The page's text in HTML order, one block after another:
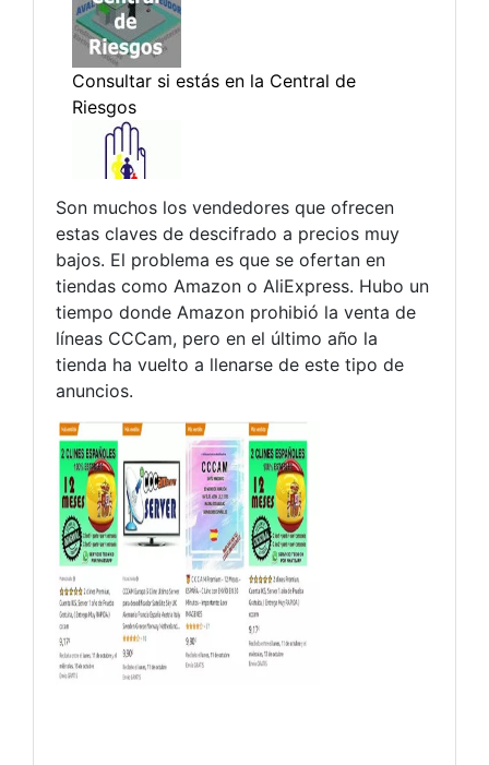
Son muchos los vendedores que ofrecen
estas claves de descifrado a precios muy
bajos. El problema es que se ofertan en
tiendas como Amazon o AliExpress. Hubo un
tiempo donde Amazon prohibió la venta de
líneas CCCam, pero en el último año la
tienda ha vuelto a llenarse de este tipo de
anuncios.